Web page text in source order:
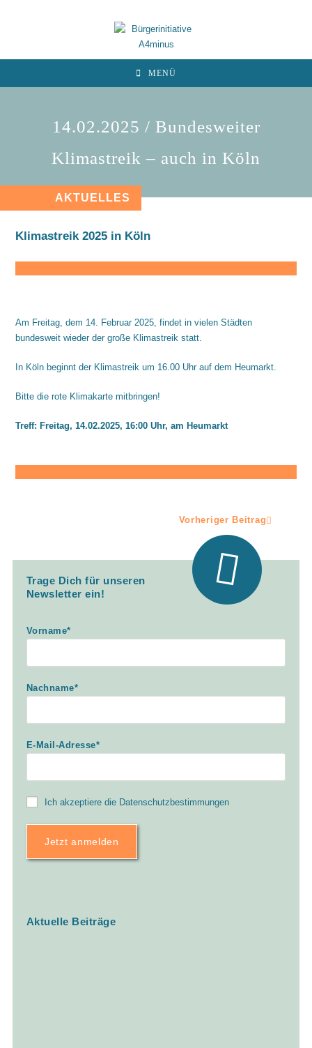
MENÜ
14.02.2025 / Bundesweiter
Klimastreik – auch in Köln
AKTUELLES
Klimastreik 2025 in Köln
Am Freitag, dem 14. Februar 2025, findet in vielen Städten
bundesweit wieder der große Klimastreik statt.
In Köln beginnt der Klimastreik um 16.00 Uhr auf dem Heumarkt.
Bitte die rote Klimakarte mitbringen!
Treff: Freitag, 14.02.2025, 16:00 Uhr, am Heumarkt
Vorheriger Beitrag
Trage Dich für unseren
Newsletter ein!
Vorname*
Nachname*
E-Mail-Adresse*
Ich akzeptiere die Datenschutzbestimmungen
Aktuelle Beiträge